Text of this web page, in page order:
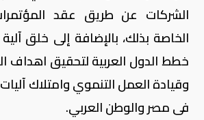
الشركات عن طريق عقد
الخاصة بذلك، بالإضافة إلى خلق
خطط الدول العربية لتحقيق اهداف
وقيادة العمل التنموي وامتلاك
فى مصر والوطن العربي.